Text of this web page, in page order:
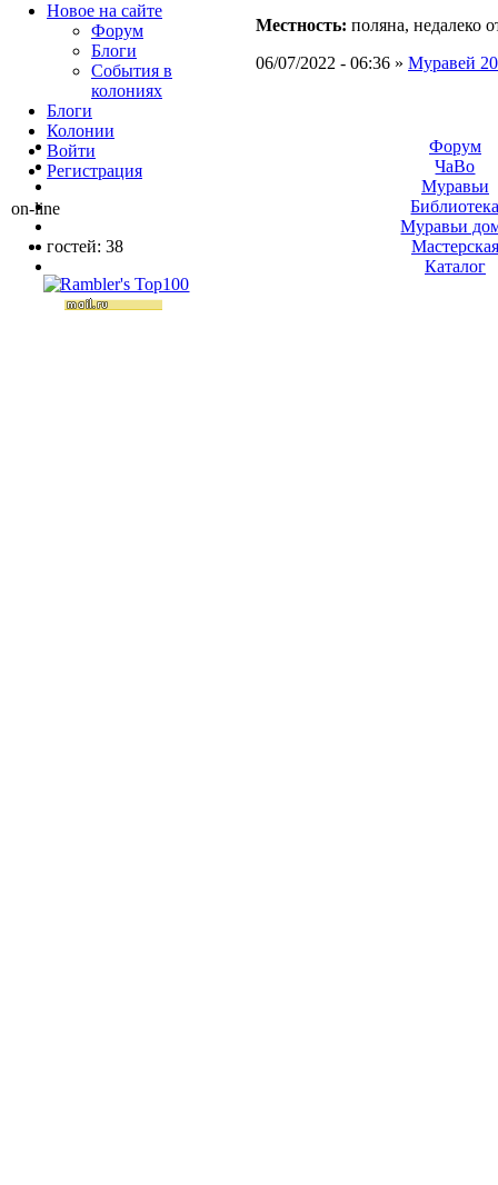
Местность: поляна, недалеко
06/07/2022 - 06:36 » Муравей
Новое на сайте
Форум
Блоги
События в
колониях
Блоги
Колонии
Войти
Peгиcтpaция
on-line
гостей: 38
Форум
ЧаВо
Муравьи
Муравьи
Мастерская
Каталог